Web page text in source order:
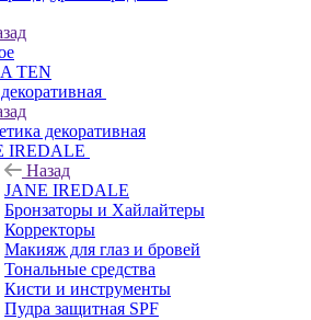
TEN
декоративная
IREDALE
Назад
JANE IREDALE
Бронзаторы и Хайлайтеры
Корректоры
Макияж для глаз и бровей
Тональные средства
Кисти и инструменты
Пудра защитная SPF